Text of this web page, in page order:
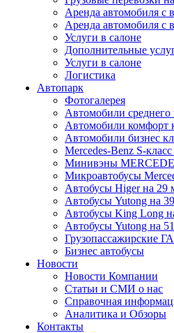
Аренда автомобиля
Аренда автомобиля
Услуги в салоне
Дополнительные
Услуги в салоне
Логистика
Автопарк
Фотогалерея
Автомобили среднего
Автомобили комфорт
Автомобили бизнес
Mercedes-Benz S-
Минивэны
Микроавтобусы
Автобусы Higer на 29
Автобусы Yutong на
Автобусы King Long
Автобусы Yutong на
Грузопассажирские
Бизнес автобусы
Новости
Новости Компании
Статьи и СМИ о нас
Справочная
Аналитика и Обзоры
Контакты